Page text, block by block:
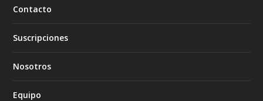
Contacto
Suscripciones
Nosotros
Equipo